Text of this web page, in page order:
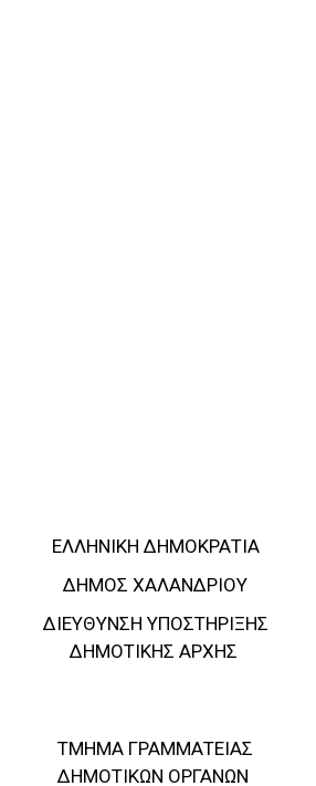
ΕΛΛΗΝΙΚΗ ΔΗΜΟΚΡΑΤΙΑ
ΔΗΜΟΣ ΧΑΛΑΝΔΡΙΟΥ
ΔΙΕΥΘΥΝΣΗ ΥΠΟΣΤΗΡΙΞΗΣ
ΔΗΜΟΤΙΚΗΣ ΑΡΧΗΣ
ΤΜΗΜΑ ΓΡΑΜΜΑΤΕΙΑΣ
ΔΗΜΟΤΙΚΩΝ ΟΡΓΑΝΩΝ